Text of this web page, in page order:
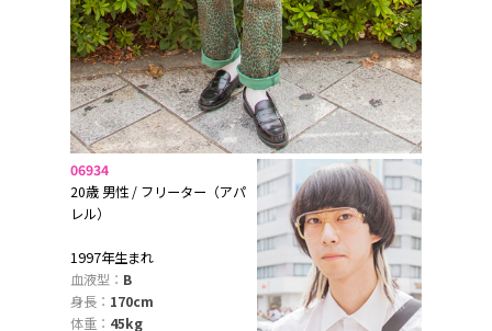
06934
20歳 男性 / フリーター（アパ
レル）
1997年生まれ
血液型： B
身長： 170cm
体重： 45kg